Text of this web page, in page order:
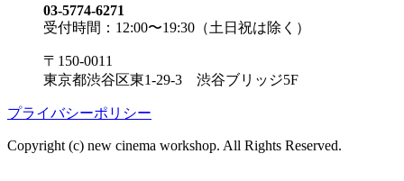
03-5774-6271
受付時間：12:00〜19:30（土日祝は除く）
〒150-0011
東京都渋谷区東1-29-3 渋谷ブリッジ5F
プライバシーポリシー
Copyright (c) new cinema workshop. All Rights Reserved.